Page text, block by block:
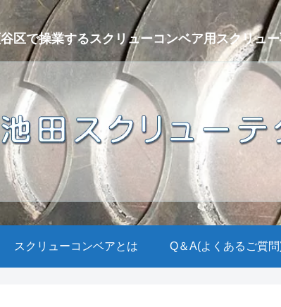
区で操業するスクリューコンベア用スクリュ
スクリューコンベアとは Q＆A(よくあるご質